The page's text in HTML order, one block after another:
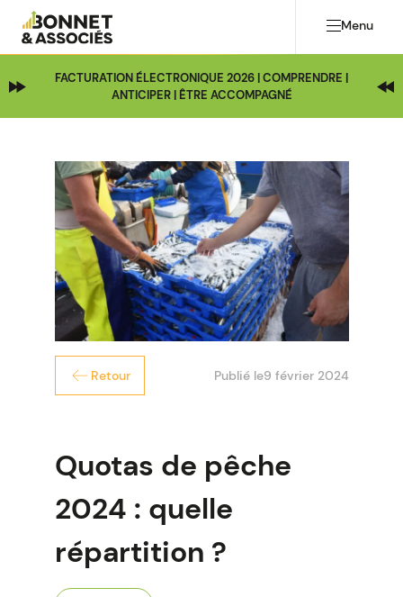
Menu
FACTURATION ÉLECTRONIQUE 2026 | COMPRENDRE |
ANTICIPER | ÊTRE ACCOMPAGNÉ
Retour Publié le9 février 2024
Quotas de pêche
2024 : quelle
répartition ?